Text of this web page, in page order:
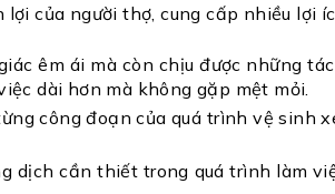
của người thợ, cung cấp nhiều lợi
êm ái mà còn chịu được những
dài hơn mà không gặp mệt mỏi.
công đoạn của quá trình vệ sinh
dịch cần thiết trong quá trình làm